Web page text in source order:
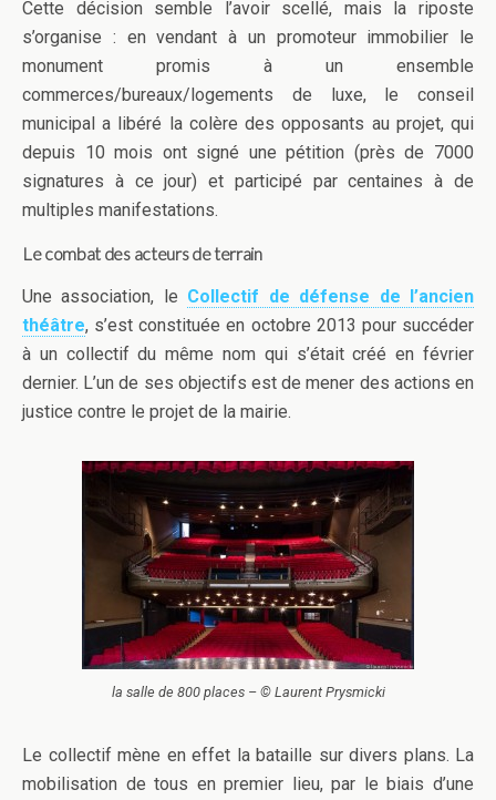
Cette décision semble l’avoir scellé, mais la riposte
s’organise : en vendant à un promoteur immobilier le
monument promis à un ensemble
commerces/bureaux/logements de luxe, le conseil
municipal a libéré la colère des opposants au projet, qui
depuis 10 mois ont signé une pétition (près de 7000
signatures à ce jour) et participé par centaines à de
multiples manifestations.
Le combat des acteurs de terrain
Une association, le Collectif de défense de l’ancien
théâtre, s’est constituée en octobre 2013 pour succéder
à un collectif du même nom qui s’était créé en février
dernier. L’un de ses objectifs est de mener des actions en
justice contre le projet de la mairie.
la salle de 800 places – © Laurent Prysmicki
Le collectif mène en effet la bataille sur divers plans. La
mobilisation de tous en premier lieu, par le biais d’une